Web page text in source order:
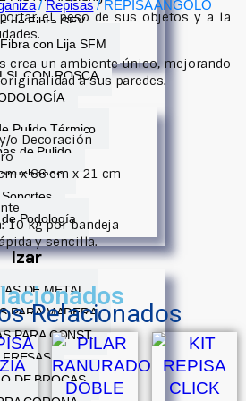
de Fibra SFV
con Lija SFM
CON ROSCA
Pulido Térmico
de Pulido
Soportes
de Podología
Izar
DE METAL
PARA MADERA
PARA CONST.
FRESAS
DE BROCAS
/Repisas/ REPISA ANGOLO
el peso de sus objetos y a la
crea un ambiente único, mejorando
a sus paredes.
o Decoración
x 66 cm x 21 cm
10 kg por bandeja
y sencilla.
Relacionados